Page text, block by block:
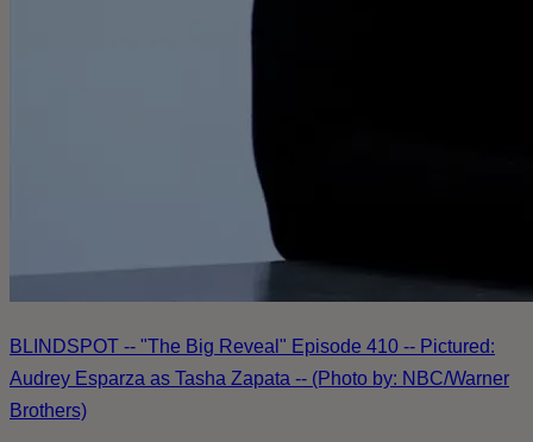
BLINDSPOT -- "The Big Reveal" Episode 410 -- Pictured:
Audrey Esparza as Tasha Zapata -- (Photo by: NBC/Warner
Brothers)